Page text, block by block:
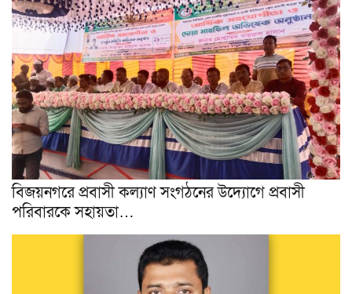
বিজয়নগরে প্রবাসী কল্যাণ সংগঠনের উদ্যোগে প্রবাসী
পরিবারকে সহায়তা…